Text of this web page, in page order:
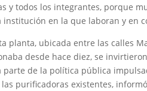
y todos los integrantes, porque
institución en la que laboran y en
planta, ubicada entre las calles
desde hace diez, se
parte de la política pública
purificadoras existentes,